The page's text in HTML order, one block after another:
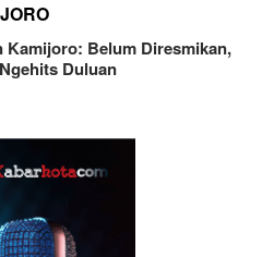
Kamijoro: Belum Diresmikan,
Duluan